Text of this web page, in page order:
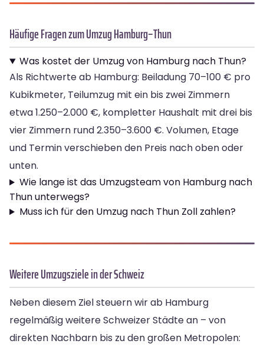
Häufige Fragen zum Umzug Hamburg–Thun
Was kostet der Umzug von Hamburg nach Thun?
Als Richtwerte ab Hamburg: Beiladung 70–100 € pro
Kubikmeter, Teilumzug mit ein bis zwei Zimmern
etwa 1.250–2.000 €, kompletter Haushalt mit drei bis
vier Zimmern rund 2.350–3.600 €. Volumen, Etage
und Termin verschieben den Preis nach oben oder
unten.
Wie lange ist das Umzugsteam von Hamburg nach
Thun unterwegs?
Muss ich für den Umzug nach Thun Zoll zahlen?
Weitere Umzugsziele in der Schweiz
Neben diesem Ziel steuern wir ab Hamburg
regelmäßig weitere Schweizer Städte an – von
direkten Nachbarn bis zu den großen Metropolen: